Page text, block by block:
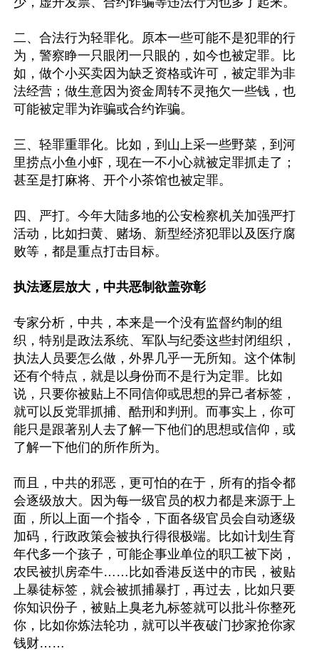
二、合法行为轻罪化。原本一些可能不是犯罪的行
为，警察睁一只眼闭一只眼的，如今也被定罪。比
如，做个小买卖因为缺乏资格或许可，被定罪为非
法经营；做生意因为资金周转不灵拖欠一些钱，也
可能被定罪为诈骗或合约诈骗。
三、轻罪重罪化。比如，到山上采一些野菜，到河
里捞点小鱼小虾，现在一不小心就被定罪抓走了；
甚至是打麻将、开个小茶馆也被定罪。
四、严打。今年大陆多地的公安检察机关加强严打
活动，比如扫黄、赌场、新型经济犯罪以及医疗腐
败等，都是重点打击目标。
执法逐层放大，中共恶制欲盖弥彰
专家分析，中共，本来是一个没有监督约制的组
织，特别是政法系统、军队与纪委这些封闭组织，
执法人员要怎么做，外界几乎一无所知。这个体制
还有个特点，就是以身份而不是行为定罪。比如
说，只要你被贴上不同信仰或思想的异己者标签，
就可以反党罪抓捕、酷刑和判刑。而事实上，你可
能只是跟著别人去了解一下他们的思想或信仰，或
了解一下他们的所作所为。
而且，中共的邪恶，更可怕的在于，所有的指令都
会逐级放大。因为每一级官员的权力都是来源于上
面，所以上面一个指令，下面各级官员会自动逐级
加码，行政政策会被执行得很极端。比如计划生育
年代多一个孩子，可能企事业单位的职工被下岗，
农民被扒房牵牛……比如香港反送中的市民，被贴
上暴徒标签，就会被抓捕暴打，再过去，比如只要
你知识份子，被贴上臭老九标签就可以批斗你整死
你，比如你炼法轮功，就可以半夜破门抄家抢你家
钱财……